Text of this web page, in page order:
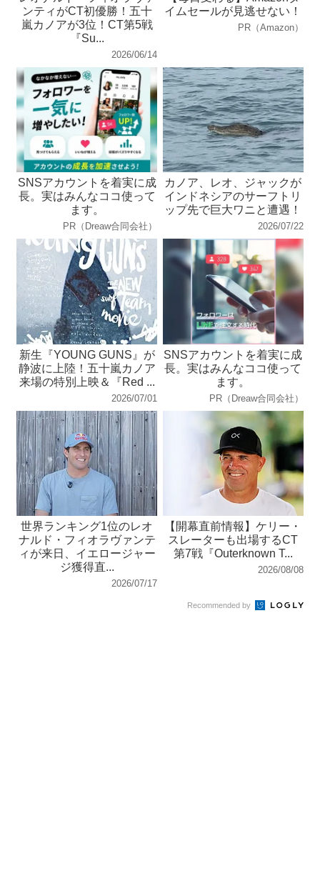
ンティがCT初優勝！五十
嵐カノアが3位！CT第5戦
『Su...
2026/06/14
イムセールが見逃せない！
PR（Amazon）
SNSアカウントを着実に成
長。実はみんなココ使って
ます。
PR（Dreaw合同会社）
カノア、レオ、ジャックが
インドネシアのサーフトリ
ップ先で巨大ワニと遭遇！
2026/07/22
新生『YOUNG GUNS』が
静波に上陸！五十嵐カノア
来場の特別上映＆『Red ...
2026/07/01
SNSアカウントを着実に成
長。実はみんなココ使って
ます。
PR（Dreaw合同会社）
世界ランキング1位のレオ
ナルド・フィオラヴァンテ
ィが来日、イエロージャー
ジ獲得直...
2026/07/17
【開幕直前情報】ケリー・
スレーターも出場するCT
第7戦『Outerknown T...
2026/08/08
Recommended by